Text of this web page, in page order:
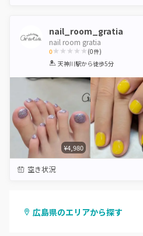
nail_room_gratia
nail room gratia
0
1 2 3 4 5
(0件)
天神川駅から徒歩5分
¥4,980
空き状況
広島県のエリアから探す